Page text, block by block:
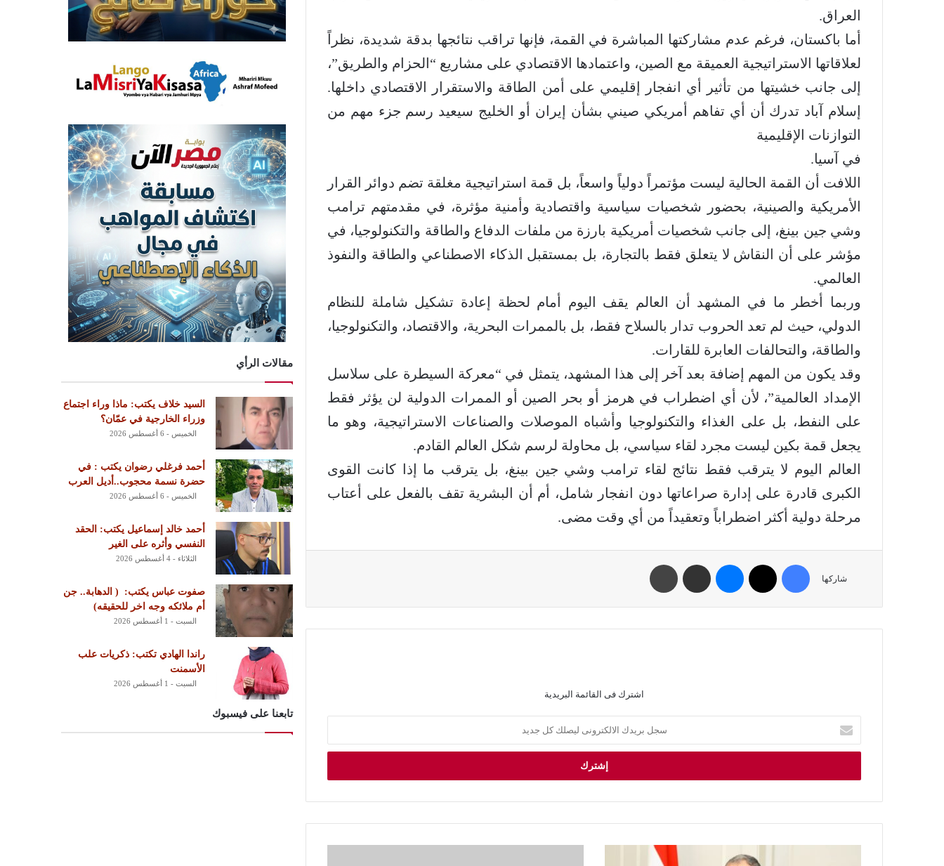
العراق.
أما باكستان، فرغم عدم مشاركتها المباشرة في القمة، فإنها تراقب نتائجها بدقة شديدة، نظراً
لعلاقاتها الاستراتيجية العميقة مع الصين، واعتمادها الاقتصادي على مشاريع “الحزام والطريق”،
إلى جانب خشيتها من تأثير أي انفجار إقليمي على أمن الطاقة والاستقرار الاقتصادي داخلها.
إسلام آباد تدرك أن أي تفاهم أمريكي صيني بشأن إيران أو الخليج سيعيد رسم جزء مهم من
التوازنات الإقليمية
في آسيا.
اللافت أن القمة الحالية ليست مؤتمراً دولياً واسعاً، بل قمة استراتيجية مغلقة تضم دوائر القرار
الأمريكية والصينية، بحضور شخصيات سياسية واقتصادية وأمنية مؤثرة، في مقدمتهم ترامب
وشي جين بينغ، إلى جانب شخصيات أمريكية بارزة من ملفات الدفاع والطاقة والتكنولوجيا، في
مؤشر على أن النقاش لا يتعلق فقط بالتجارة، بل بمستقبل الذكاء الاصطناعي والطاقة والنفوذ
العالمي.
وربما أخطر ما في المشهد أن العالم يقف اليوم أمام لحظة إعادة تشكيل شاملة للنظام
الدولي، حيث لم تعد الحروب تدار بالسلاح فقط، بل بالممرات البحرية، والاقتصاد، والتكنولوجيا،
والطاقة، والتحالفات العابرة للقارات.
وقد يكون من المهم إضافة بعد آخر إلى هذا المشهد، يتمثل في “معركة السيطرة على سلاسل
الإمداد العالمية”، لأن أي اضطراب في هرمز أو بحر الصين أو الممرات الدولية لن يؤثر فقط
على النفط، بل على الغذاء والتكنولوجيا وأشباه الموصلات والصناعات الاستراتيجية، وهو ما
يجعل قمة بكين ليست مجرد لقاء سياسي، بل محاولة لرسم شكل العالم القادم.
العالم اليوم لا يترقب فقط نتائج لقاء ترامب وشي جين بينغ، بل يترقب ما إذا كانت القوى
الكبرى قادرة على إدارة صراعاتها دون انفجار شامل، أم أن البشرية تقف بالفعل على أعتاب
مرحلة دولية أكثر اضطراباً وتعقيداً من أي وقت مضى.
شاركها
اشترك فى القائمة البريدية
مقالات الرأي
السيد خلاف يكتب: ماذا وراء اجتماع
وزراء الخارجية في عمّان؟
الخميس - 6 أغسطس 2026
أحمد فرغلي رضوان يكتب : في
حضرة نسمة محجوب..أديل العرب
الخميس - 6 أغسطس 2026
أحمد خالد إسماعيل يكتب: الحقد
النفسي وأثره على الغير
الثلاثاء - 4 أغسطس 2026
‏صفوت عباس يكتب: ‏ ‏( الدهابة.. جن
أم ملائكه وجه اخر للحقيقه)
السبت - 1 أغسطس 2026
راندا الهادي تكتب: ذكريات علب
الأسمنت
السبت - 1 أغسطس 2026
تابعنا على فيسبوك